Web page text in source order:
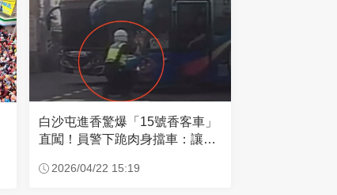
白沙屯進香驚爆「15號香客車」
直闖！員警下跪肉身擋車：讓行
2026/04/22 15:19